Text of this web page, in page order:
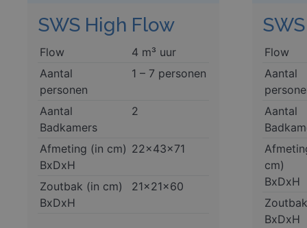
SWS High Flow
Flow
4 m³ uur
Aantal
personen
1 – 7 personen
Aantal
Badkamers
2
Afmeting (in cm)
BxDxH
22x43x71
Zoutbak (in cm)
BxDxH
21x21x60
Flow
Aantal
Aantal
cm)
BxDxH
BxDxH